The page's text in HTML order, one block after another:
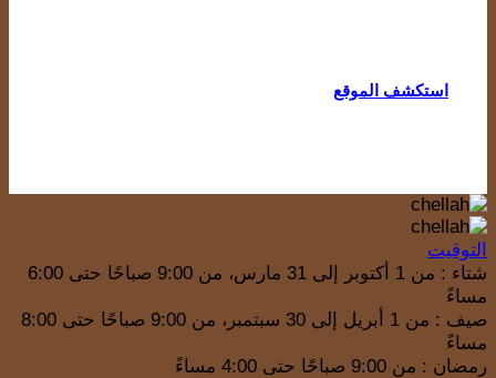
استكشف الموقع
التوقيت
شتاء : من 1 أكتوبر إلى 31 مارس، من 9:00 صباحًا حتى 6:00
مساءً
صيف : من 1 أبريل إلى 30 سبتمبر، من 9:00 صباحًا حتى 8:00
مساءً
رمضان : من 9:00 صباحًا حتى 4:00 مساءً